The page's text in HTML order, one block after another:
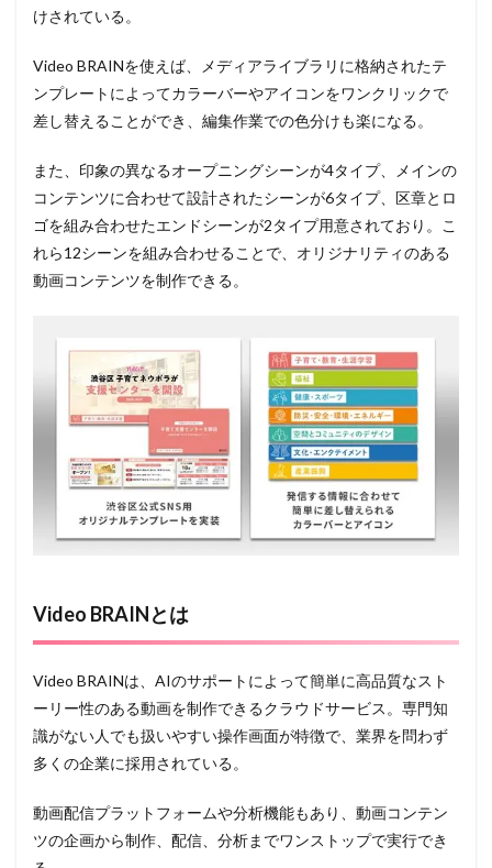
けされている。
Video BRAINを使えば、メディアライブラリに格納されたテ
ンプレートによってカラーバーやアイコンをワンクリックで
差し替えることができ、編集作業での色分けも楽になる。
また、印象の異なるオープニングシーンが4タイプ、メインの
コンテンツに合わせて設計されたシーンが6タイプ、区章とロ
ゴを組み合わせたエンドシーンが2タイプ用意されており。こ
れら12シーンを組み合わせることで、オリジナリティのある
動画コンテンツを制作できる。
Video BRAINとは
Video BRAINは、AIのサポートによって簡単に高品質なスト
ーリー性のある動画を制作できるクラウドサービス。専門知
識がない人でも扱いやすい操作画面が特徴で、業界を問わず
多くの企業に採用されている。
動画配信プラットフォームや分析機能もあり、動画コンテン
ツの企画から制作、配信、分析までワンストップで実行でき